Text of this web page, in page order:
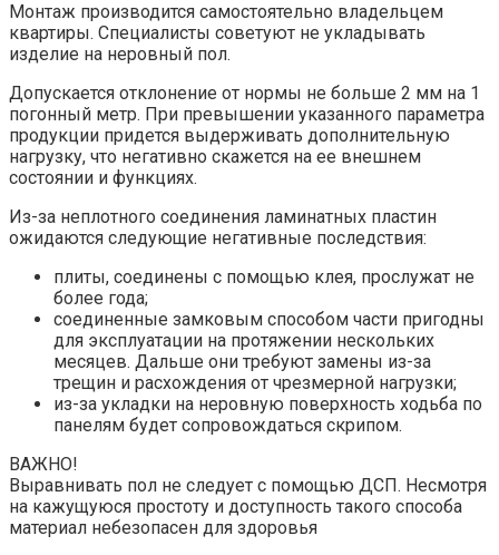
Монтаж производится самостоятельно владельцем
квартиры. Специалисты советуют не укладывать
изделие на неровный пол.
Допускается отклонение от нормы не больше 2 мм на 1
погонный метр. При превышении указанного параметра
продукции придется выдерживать дополнительную
нагрузку, что негативно скажется на ее внешнем
состоянии и функциях.
Из-за неплотного соединения ламинатных пластин
ожидаются следующие негативные последствия:
плиты, соединены с помощью клея, прослужат не
более года;
соединенные замковым способом части пригодны
для эксплуатации на протяжении нескольких
месяцев. Дальше они требуют замены из-за
трещин и расхождения от чрезмерной нагрузки;
из-за укладки на неровную поверхность ходьба по
панелям будет сопровождаться скрипом.
ВАЖНО!
Выравнивать пол не следует с помощью ДСП. Несмотря
на кажущуюся простоту и доступность такого способа
материал небезопасен для здоровья